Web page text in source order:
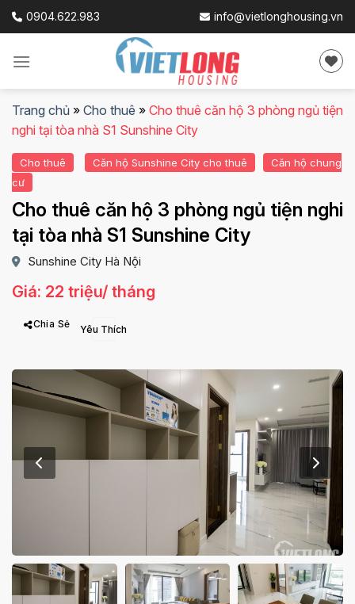
Skip
0904.622.983 info@vietlonghousing.vn
Trang chủ » Cho thuê » Cho thuê căn hộ 3 phòng ngủ tiện
nghi tại tòa nhà S1 Sunshine City
Cho thuê Căn hộ Sunshine City cho thuê
Căn hộ chung
cư
Cho thuê căn hộ 3 phòng ngủ tiện nghi
tại tòa nhà S1 Sunshine City
Sunshine City Hà Nội
Giá: 22 triệu/ tháng
Chia Sẻ